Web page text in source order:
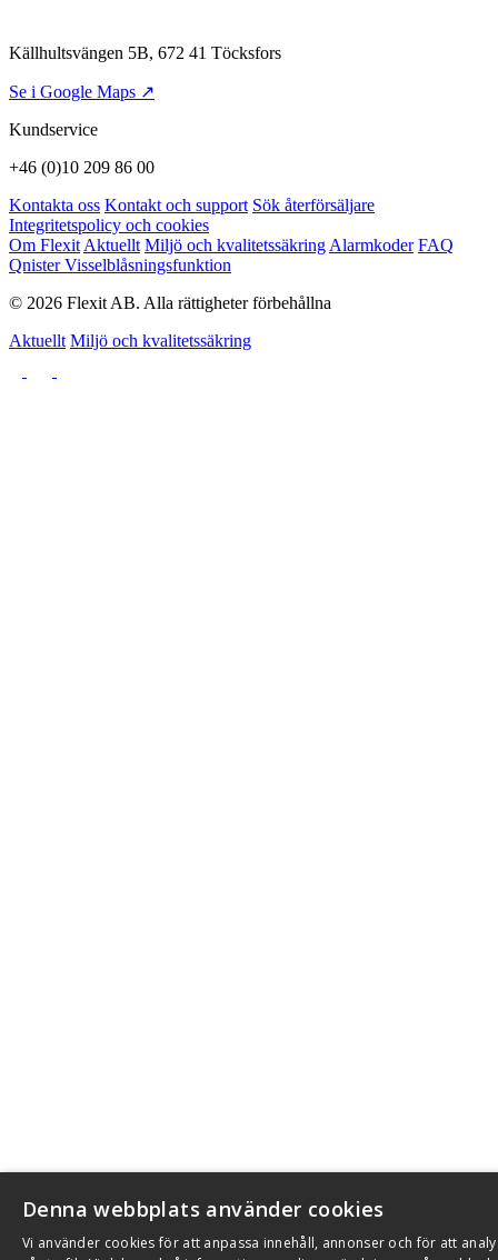
Källhultsvängen 5B, 672 41 Töcksfors
Se i Google Maps ↗
Kundservice
+46 (0)10 209 86 00
Kontakta oss Kontakt och support Sök återförsäljare
Integritetspolicy och cookies
Om Flexit Aktuellt Miljö och kvalitetssäkring Alarmkoder FAQ
Qnister Visselblåsningsfunktion
© 2026 Flexit AB. Alla rättigheter förbehållna
Aktuellt Miljö och kvalitetssäkring
Denna webbplats använder cookies
Vi använder cookies för att anpassa innehåll, annonser och för att